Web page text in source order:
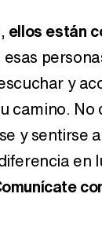
ellos están
y
camino. No
y sentirse
en